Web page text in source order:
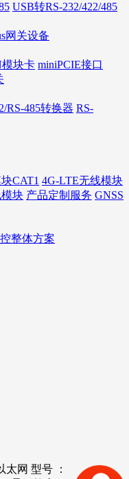
USB转RS-232/422/485
网关设备
块卡 miniPCIE接口
RS-485转换器 RS-
CAT1 4G-LTE无线模块
块 产品定制服务 GNSS
整体方案
太网 型号 ：